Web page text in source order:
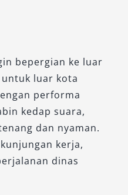
CVT
HEV (Hybrid
perpaduan
efisiensi ramah
generasi baru
dan konsumsi
Banyak pelanggan
Alphard
pengalaman
bepergian ke luar
untuk luar kota
performa
kedap suara,
dan nyaman.
kerja,
dinas